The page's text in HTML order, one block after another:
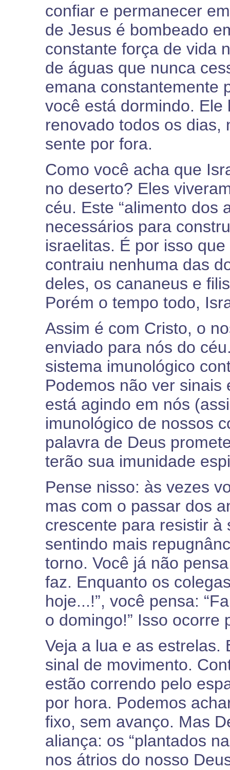
confiar e permanecer
de Jesus é bombeado
constante força de vida
de águas que nunca
emana constantemente
você está dormindo.
renovado todos os dias,
sente por fora.
Como você acha que
no deserto? Eles
céu. Este “alimento dos
necessários para
israelitas. É por isso
contraiu nenhuma das
deles, os cananeus e
Porém o tempo todo,
Assim é com Cristo, o
enviado para nós do
sistema imunológico
Podemos não ver
está agindo em nós
imunológico de nossos
palavra de Deus
terão sua imunidade
Pense nisso: às vezes
mas com o passar dos
crescente para resistir
sentindo mais
torno. Você já não
faz. Enquanto os
hoje...!”, você pensa:
o domingo!” Isso ocorre
Veja a lua e as estrelas.
sinal de movimento.
estão correndo pelo
por hora. Podemos
fixo, sem avanço. Mas
aliança: os “plantados
nos átrios do nosso